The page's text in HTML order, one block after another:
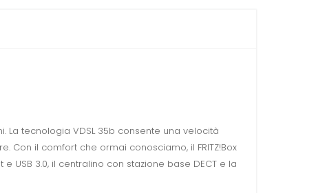
La tecnologia VDSL 35b consente una velocità
Con il comfort che ormai conosciamo, il FRITZ!Box
USB 3.0, il centralino con stazione base DECT e la